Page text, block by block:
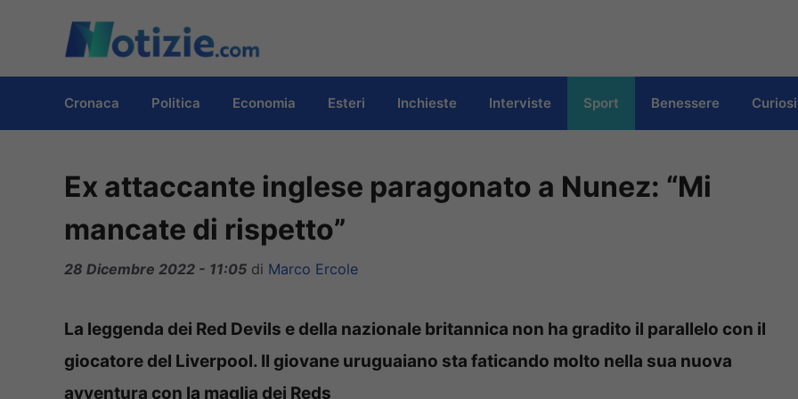
contenuto
Cronaca Politica Economia Esteri Inchieste Interviste Sport Benessere
Ex attaccante inglese paragonato a Nunez: “Mi
mancate di rispetto”
28 Dicembre 2022 - 11:05 di Marco Ercole
La leggenda dei Red Devils e della nazionale britannica non ha gradito il parallelo con il
giocatore del Liverpool. Il giovane uruguaiano sta faticando molto nella sua nuova
avventura con la maglia dei Reds